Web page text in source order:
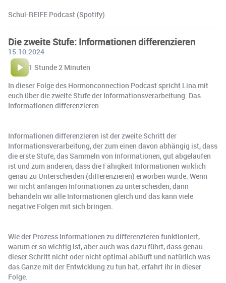
Schul-REIFE Podcast (Spotify)
Die zweite Stufe: Informationen differenzieren
15.10.2024
1 Stunde 2 Minuten
In dieser Folge des Hormonconnection Podcast spricht Lina mit
euch über die zweite Stufe der Informationsverarbeitung: Das
Informationen differenzieren.
Informationen differenzieren ist der zweite Schritt der
Informationsverarbeitung, der zum einen davon abhängig ist, dass
die erste Stufe, das Sammeln von Informationen, gut abgelaufen
ist und zum anderen, dass die Fähigkeit Informationen wirklich
genau zu Unterscheiden (differenzieren) erworben wurde. Wenn
wir nicht anfangen Informationen zu unterscheiden, dann
behandeln wir alle Informationen gleich und das kann viele
negative Folgen mit sich bringen.
Wie der Prozess Informationen zu differenzieren funktioniert,
warum er so wichtig ist, aber auch was dazu führt, dass genau
dieser Schritt nicht oder nicht optimal abläuft und natürlich was
das Ganze mit der Entwicklung zu tun hat, erfahrt ihr in dieser
Folge.